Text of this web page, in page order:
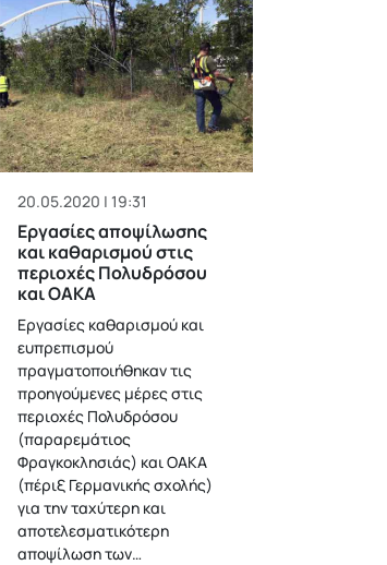
20.05.2020 | 19:31
Εργασίες αποψίλωσης
και καθαρισμού στις
περιοχές Πολυδρόσου
και ΟΑΚΑ
Εργασίες καθαρισμού και
ευπρεπισμού
πραγματοποιήθηκαν τις
προηγούμενες μέρες στις
περιοχές Πολυδρόσου
(παραρεμάτιος
Φραγκοκλησιάς) και ΟΑΚΑ
(πέριξ Γερμανικής σχολής)
για την ταχύτερη και
αποτελεσματικότερη
αποψίλωση των…